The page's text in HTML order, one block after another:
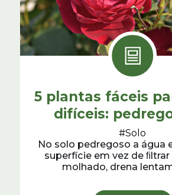
5 plantas fáceis
difíceis:
pobres
#Solo
No solo pedregoso a água
superfície em vez de ﬁltrar
molhado, drena